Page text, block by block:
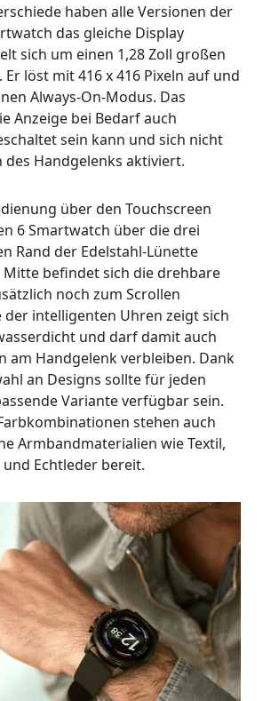
haben alle Versionen der
das gleiche Display
sich um einen 1,28 Zoll großen
Er löst mit 416 x 416 Pixeln auf und
Always-On-Modus. Das
Anzeige bei Bedarf auch
sein kann und sich nicht
Handgelenks aktiviert.
über den Touchscreen
6 Smartwatch über die drei
Rand der Edelstahl-Lünette
befindet sich die drehbare
noch zum Scrollen
der intelligenten Uhren zeigt sich
und darf damit auch
am Handgelenk verbleiben. Dank
an Designs sollte für jeden
Variante verfügbar sein.
stehen auch
Armbandmaterialien wie Textil,
und Echtleder bereit.